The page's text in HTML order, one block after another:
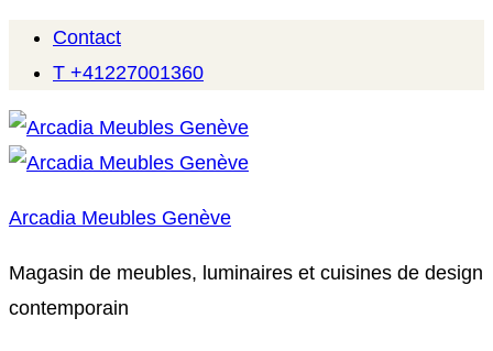
Contact
T +41227001360
Arcadia Meubles Genève
Magasin de meubles, luminaires et cuisines de design
contemporain